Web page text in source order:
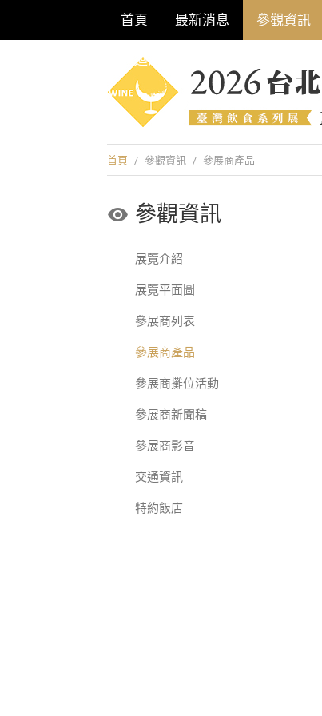
首頁 最新消息 參觀資訊
巡迴酒展系列
首頁 / 參觀資訊 / 參展商產品
參觀資訊
展覽介紹
展覽平面圖
參展商列表
參展商產品
參展商攤位活動
參展商新聞稿
參展商影音
交通資訊
特約飯店